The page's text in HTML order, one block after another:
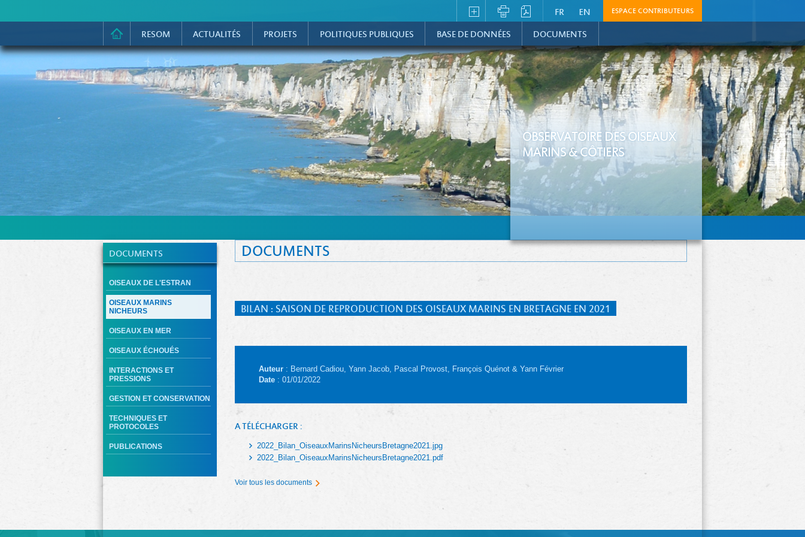
ESPACE CONTRIBUTEURS
RESOM ACTUALITÉS PROJETS POLITIQUES PUBLIQUES BASE DE DONNÉES DOCUMENTS
OBSERVATOIRE DES OISEAUX
MARINS & CÔTIERS
DOCUMENTS
OISEAUX DE L'ESTRAN
OISEAUX MARINS
NICHEURS
OISEAUX EN MER
OISEAUX ÉCHOUÉS
INTERACTIONS ET
PRESSIONS
GESTION ET CONSERVATION
TECHNIQUES ET
PROTOCOLES
PUBLICATIONS
DOCUMENTS
BILAN : SAISON DE REPRODUCTION DES OISEAUX MARINS EN BRETAGNE EN 2021
Auteur : Bernard Cadiou, Yann Jacob, Pascal Provost, François Quénot & Yann Février
Date : 01/01/2022
A TÉLÉCHARGER :
2022_Bilan_OiseauxMarinsNicheursBretagne2021.jpg
2022_Bilan_OiseauxMarinsNicheursBretagne2021.pdf
Voir tous les documents